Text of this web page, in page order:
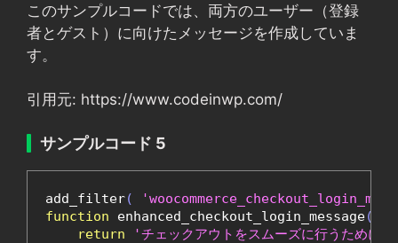
このサンプルコードでは、両方のユーザー（登録
者とゲスト）に向けたメッセージを作成していま
す。
引用元: https://www.codeinwp.com/
サンプルコード 5
add_filter(
function enhanced_checkout_login_message(
return
'チェックアウトをスムーズに行うために